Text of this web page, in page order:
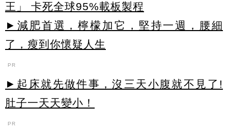
王」 卡死全球95%載板製程
►減肥首選，檸檬加它，堅持一週，腰細
了，瘦到你懷疑人生
PR
►起床就先做件事，沒三天小腹就不見了!
肚子一天天變小！
PR